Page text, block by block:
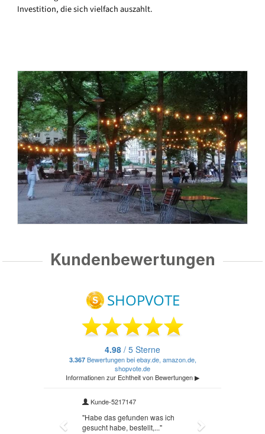
Investition, die sich vielfach auszahlt.
Kundenbewertungen